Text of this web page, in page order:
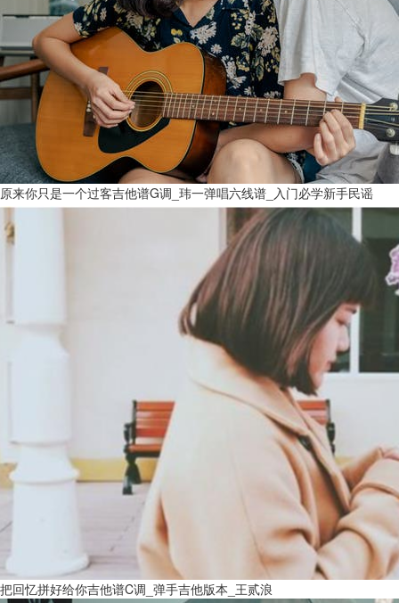
原来你只是一个过客吉他谱G调_玮一弹唱六线谱_入门必学新手民谣
把回忆拼好给你吉他谱C调_弹手吉他版本_王贰浪